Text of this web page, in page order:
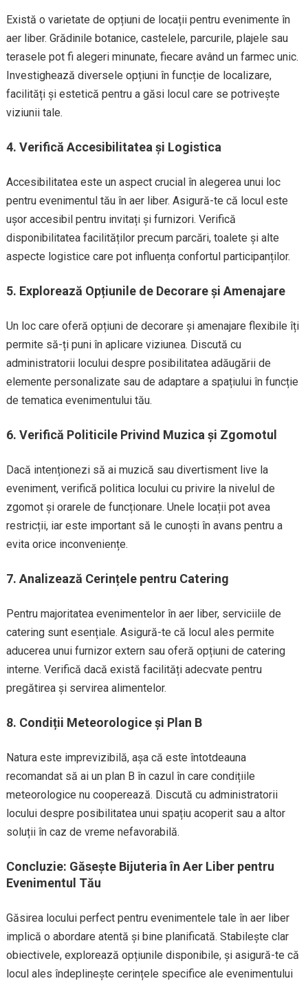
Există o varietate de opțiuni de locații pentru evenimente în
aer liber. Grădinile botanice, castelele, parcurile, plajele sau
terasele pot fi alegeri minunate, fiecare având un farmec unic.
Investighează diversele opțiuni în funcție de localizare,
facilități și estetică pentru a găsi locul care se potrivește
viziunii tale.
4. Verifică Accesibilitatea și Logistica
Accesibilitatea este un aspect crucial în alegerea unui loc
pentru evenimentul tău în aer liber. Asigură-te că locul este
ușor accesibil pentru invitați și furnizori. Verifică
disponibilitatea facilităților precum parcări, toalete și alte
aspecte logistice care pot influența confortul participanților.
5. Explorează Opțiunile de Decorare și Amenajare
Un loc care oferă opțiuni de decorare și amenajare flexibile îți
permite să-ți puni în aplicare viziunea. Discută cu
administratorii locului despre posibilitatea adăugării de
elemente personalizate sau de adaptare a spațiului în funcție
de tematica evenimentului tău.
6. Verifică Politicile Privind Muzica și Zgomotul
Dacă intenționezi să ai muzică sau divertisment live la
eveniment, verifică politica locului cu privire la nivelul de
zgomot și orarele de funcționare. Unele locații pot avea
restricții, iar este important să le cunoști în avans pentru a
evita orice inconveniențe.
7. Analizează Cerințele pentru Catering
Pentru majoritatea evenimentelor în aer liber, serviciile de
catering sunt esențiale. Asigură-te că locul ales permite
aducerea unui furnizor extern sau oferă opțiuni de catering
interne. Verifică dacă există facilități adecvate pentru
pregătirea și servirea alimentelor.
8. Condiții Meteorologice și Plan B
Natura este imprevizibilă, așa că este întotdeauna
recomandat să ai un plan B în cazul în care condițiile
meteorologice nu cooperează. Discută cu administratorii
locului despre posibilitatea unui spațiu acoperit sau a altor
soluții în caz de vreme nefavorabilă.
Concluzie: Găsește Bijuteria în Aer Liber pentru
Evenimentul Tău
Găsirea locului perfect pentru evenimentele tale în aer liber
implică o abordare atentă și bine planificată. Stabilește clar
obiectivele, explorează opțiunile disponibile, și asigură-te că
locul ales îndeplinește cerințele specifice ale evenimentului